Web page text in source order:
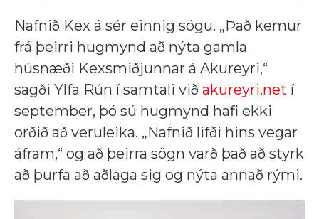
Nafnið Kex á sér einnig sögu. „Það kemur
frá þeirri hugmynd að nýta gamla
húsnæði Kexsmiðjunnar á Akureyri,“
sagði Ylfa Rún í samtali við akureyri.net í
september, þó sú hugmynd hafi ekki
orðið að veruleika. „Nafnið lifði hins vegar
áfram,“ og að þeirra sögn varð það að styrk
að þurfa að aðlaga sig og nýta annað rými.